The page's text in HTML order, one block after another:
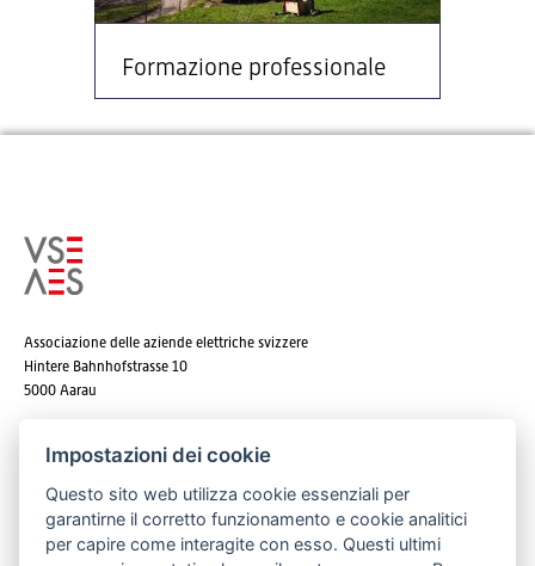
Formazione professionale
Associazione delle aziende elettriche svizzere
Hintere Bahnhofstrasse 10
5000 Aarau
E-mail:info@strom.ch
Impostazioni dei cookie
Questo sito web utilizza cookie essenziali per
garantirne il corretto funzionamento e cookie analitici
per capire come interagite con esso. Questi ultimi